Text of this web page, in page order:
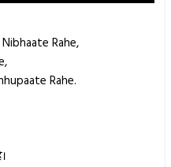
Rahe,
Rahe.